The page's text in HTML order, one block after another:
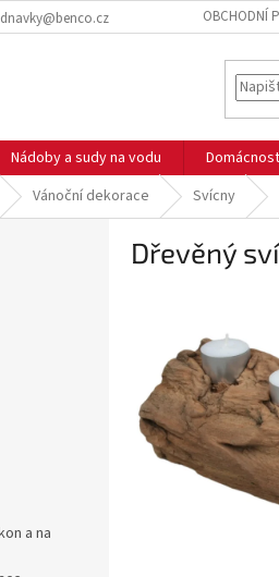
OBCHODNÍ
Nádoby a sudy na vodu Domácnost
Vánoční dekorace Svícny
a na
Dřevěný